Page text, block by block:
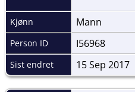
Kjønn Mann
Person ID I56968
Sist endret 15 Sep 2017